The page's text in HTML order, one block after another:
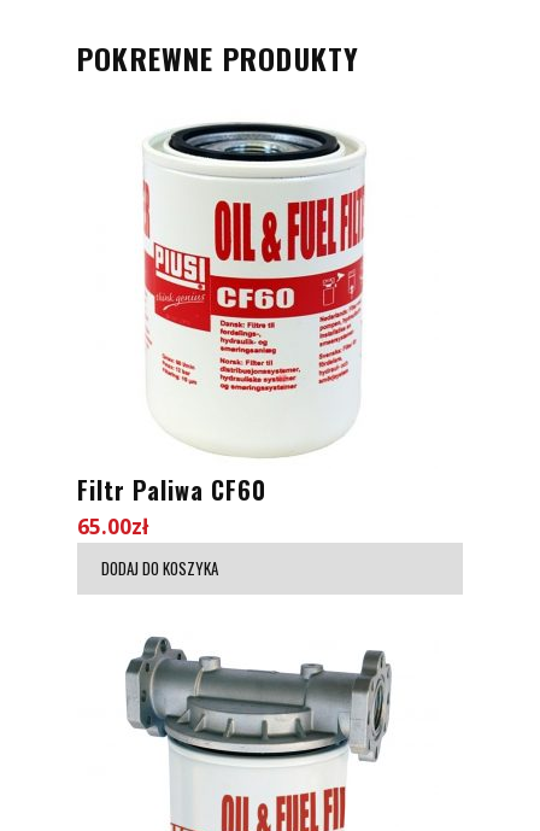
POKREWNE PRODUKTY
Filtr Paliwa CF60
65.00zł
DODAJ DO KOSZYKA